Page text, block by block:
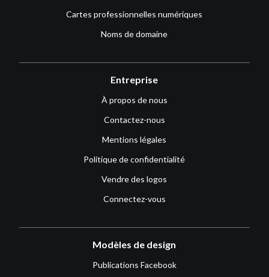
Cartes professionnelles numériques
Noms de domaine
Entreprise
À propos de nous
Contactez-nous
Mentions légales
Politique de confidentialité
Vendre des logos
Connectez-vous
Modèles de design
Publications Facebook